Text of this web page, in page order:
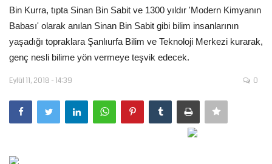
Magazin
Şanlıurfa
Eğitim
Spor
Bin Kurra, tıpta Sinan Bin Sabit ve 1300 yıldır 'Modern Kimyanın
Babası' olarak anılan Sinan Bin Sabit gibi bilim insanlarının
yaşadığı topraklara Şanlıurfa Bilim ve Teknoloji Merkezi kurarak,
genç nesli bilime yön vermeye teşvik edecek.
Eylül 11, 2018 - 14:39 0